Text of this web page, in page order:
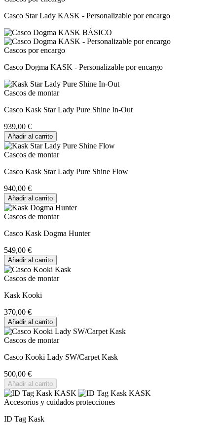
Casco Star Lady KASK - Personalizable por encargo
Cascos por encargo
Casco Dogma KASK - Personalizable por encargo
Cascos de montar
Casco Kask Star Lady Pure Shine In-Out
939,00 €
Añadir al carrito
Cascos de montar
Casco Kask Star Lady Pure Shine Flow
940,00 €
Añadir al carrito
Cascos de montar
Casco Kask Dogma Hunter
549,00 €
Añadir al carrito
Cascos de montar
Kask Kooki
370,00 €
Añadir al carrito
Cascos de montar
Casco Kooki Lady SW/Carpet Kask
500,00 €
Añadir al carrito
Accesorios y cuidados protecciones
ID Tag Kask